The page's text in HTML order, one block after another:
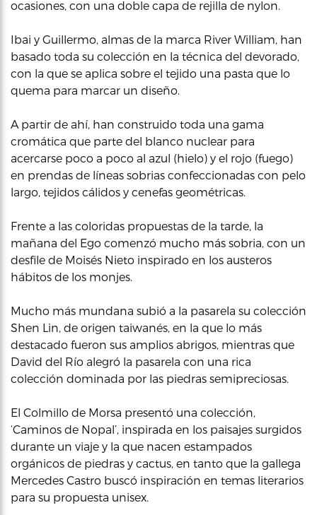
ocasiones, con una doble capa de rejilla de nylon.
Ibai y Guillermo, almas de la marca River William, han
basado toda su colección en la técnica del devorado,
con la que se aplica sobre el tejido una pasta que lo
quema para marcar un diseño.
A partir de ahí, han construido toda una gama
cromática que parte del blanco nuclear para
acercarse poco a poco al azul (hielo) y el rojo (fuego)
en prendas de líneas sobrias confeccionadas con pelo
largo, tejidos cálidos y cenefas geométricas.
Frente a las coloridas propuestas de la tarde, la
mañana del Ego comenzó mucho más sobria, con un
desfile de Moisés Nieto inspirado en los austeros
hábitos de los monjes.
Mucho más mundana subió a la pasarela su colección
Shen Lin, de origen taiwanés, en la que lo más
destacado fueron sus amplios abrigos, mientras que
David del Río alegró la pasarela con una rica
colección dominada por las piedras semipreciosas.
El Colmillo de Morsa presentó una colección,
‘Caminos de Nopal’, inspirada en los paisajes surgidos
durante un viaje y la que nacen estampados
orgánicos de piedras y cactus, en tanto que la gallega
Mercedes Castro buscó inspiración en temas literarios
para su propuesta unisex.